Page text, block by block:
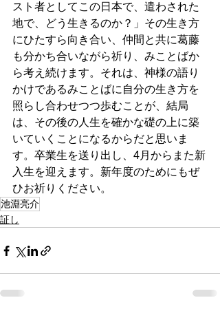
スト者としてこの日本で、遣わされた
地で、どう生きるのか？」その生き方
にひたすら向き合い、仲間と共に葛藤
も分かち合いながら祈り、みことばか
ら考え続けます。それは、神様の語り
かけであるみことばに自分の生き方を
照らし合わせつつ歩むことが、結局
は、その後の人生を確かな礎の上に築
いていくことになるからだと思いま
す。卒業生を送り出し、4月からまた新
入生を迎えます。新年度のためにもぜ
ひお祈りください。
池淵亮介
証し